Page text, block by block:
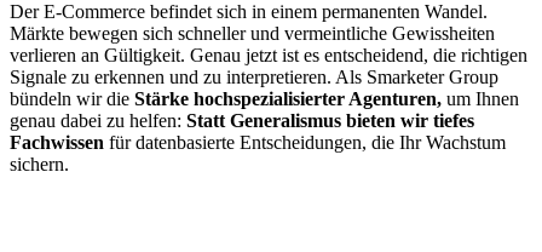
Der E-Commerce befindet sich in einem permanenten Wandel.
Märkte bewegen sich schneller und vermeintliche Gewissheiten
verlieren an Gültigkeit. Genau jetzt ist es entscheidend, die richtigen
Signale zu erkennen und zu interpretieren. Als Smarketer Group
bündeln wir die Stärke hochspezialisierter Agenturen, um Ihnen
genau dabei zu helfen: Statt Generalismus bieten wir tiefes
Fachwissen für datenbasierte Entscheidungen, die Ihr Wachstum
sichern.